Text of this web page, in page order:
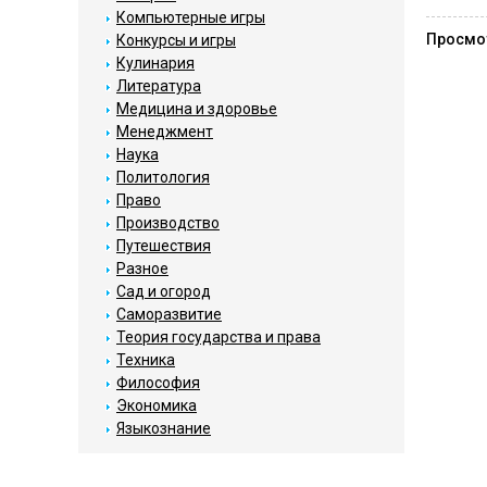
Компьютерные игры
Конкурсы и игры
Кулинария
Литература
Медицина и здоровье
Менеджмент
Наука
Политология
Право
Производство
Путешествия
Разное
Сад и огород
Саморазвитие
Теория государства и права
Техника
Философия
Экономика
Языкознание